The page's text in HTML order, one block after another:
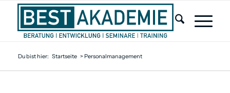
Du bist hier: Startseite > Personalmanagement